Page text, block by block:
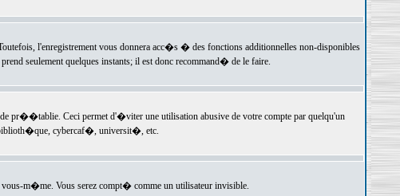
l'enregistrement vous donnera acc�s � des fonctions additionnelles non-disponibles
seulement quelques instants; il est donc recommand� de le faire.
pr��tablie. Ceci permet d'�viter une utilisation abusive de votre compte par quelqu'un
biblioth�que, cybercaf�, universit�, etc.
m�me. Vous serez compt� comme un utilisateur invisible.